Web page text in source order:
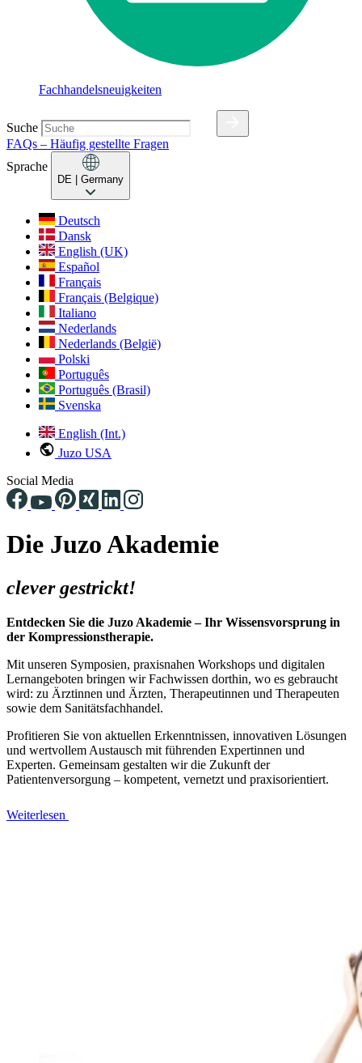
Fachhandelsneuigkeiten
Suche
FAQs – Häufig gestellte Fragen
Sprache
DE | Germany
Deutsch
Dansk
English (UK)
Español
Français
Français (Belgique)
Italiano
Nederlands
Nederlands (België)
Polski
Português
Português (Brasil)
Svenska
English (Int.)
Juzo USA
Social Media
Die Juzo Akademie
clever gestrickt!
Entdecken Sie die Juzo Akademie – Ihr Wissensvorsprung in
der Kompressionstherapie.
Mit unseren Symposien, praxisnahen Workshops und digitalen
Lernangeboten bringen wir Fachwissen dorthin, wo es gebraucht
wird: zu Ärztinnen und Ärzten, Therapeutinnen und Therapeuten
sowie dem Sanitätsfachhandel.
Profitieren Sie von aktuellen Erkenntnissen, innovativen Lösungen
und wertvollem Austausch mit führenden Expertinnen und
Experten. Gemeinsam gestalten wir die Zukunft der
Patientenversorgung – kompetent, vernetzt und praxisorientiert.
Weiterlesen